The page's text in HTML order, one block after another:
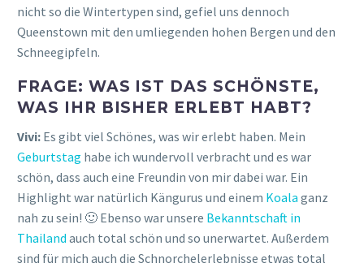
nicht so die Wintertypen sind, gefiel uns dennoch
Queenstown mit den umliegenden hohen Bergen und den
Schneegipfeln.
FRAGE: WAS IST DAS SCHÖNSTE,
WAS IHR BISHER ERLEBT HABT?
Vivi: Es gibt viel Schönes, was wir erlebt haben. Mein
Geburtstag habe ich wundervoll verbracht und es war
schön, dass auch eine Freundin von mir dabei war. Ein
Highlight war natürlich Kängurus und einem Koala ganz
nah zu sein! 🙂 Ebenso war unsere Bekanntschaft in
Thailand auch total schön und so unerwartet. Außerdem
sind für mich auch die Schnorchelerlebnisse etwas total